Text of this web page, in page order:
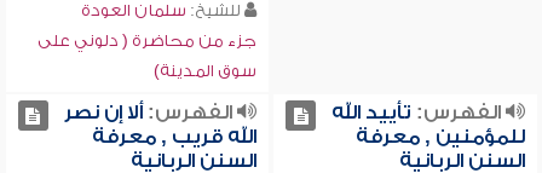
للشيخ: سلمان العودة
جزء من محاضرة ( دلوني على
سوق المدينة)
الفهرس: تأييد الله
للمؤمنين , معرفة
السنن الربانية
الفهرس:ألا إن نصر
الله قريب , معرفة
السنن الربانية